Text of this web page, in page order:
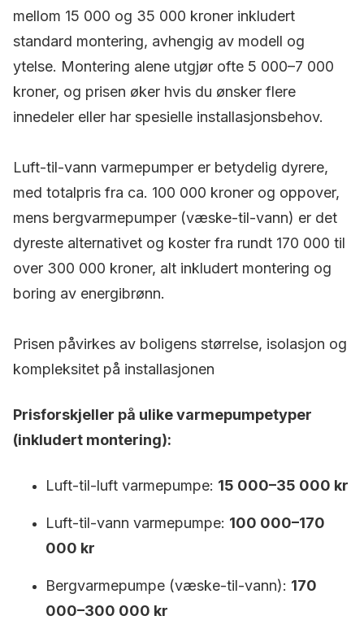
mellom 15 000 og 35 000 kroner inkludert
standard montering, avhengig av modell og
ytelse. Montering alene utgjør ofte 5 000–7 000
kroner, og prisen øker hvis du ønsker flere
innedeler eller har spesielle installasjonsbehov.
Luft-til-vann varmepumper er betydelig dyrere,
med totalpris fra ca. 100 000 kroner og oppover,
mens bergvarmepumper (væske-til-vann) er det
dyreste alternativet og koster fra rundt 170 000 til
over 300 000 kroner, alt inkludert montering og
boring av energibrønn.
Prisen påvirkes av boligens størrelse, isolasjon og
kompleksitet på installasjonen
Prisforskjeller på ulike varmepumpetyper
(inkludert montering):
Luft-til-luft varmepumpe: 15 000–35 000 kr
Luft-til-vann varmepumpe: 100 000–170
000 kr
Bergvarmepumpe (væske-til-vann): 170
000–300 000 kr